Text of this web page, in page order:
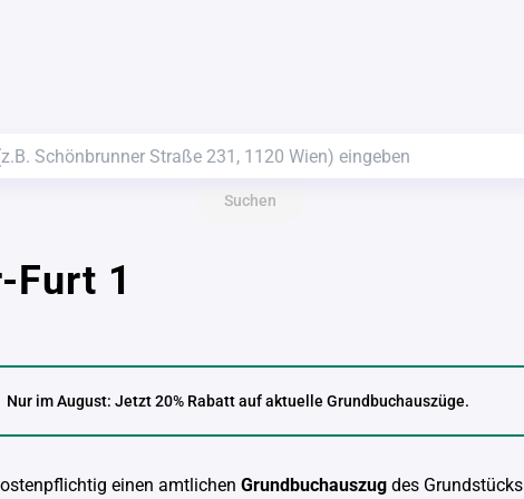
Suchen
Furt 1
Nur im August: Jetzt 20% Rabatt auf aktuelle Grundbuchauszüge.
einen amtlichen Grundbuchauszug des Grundstücks